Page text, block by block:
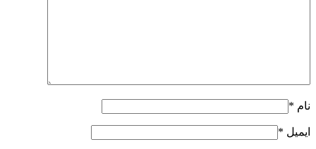
نام *
ایمیل *